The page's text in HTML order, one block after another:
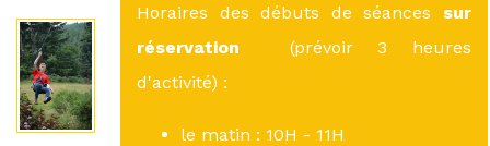
Horaires des débuts de séances sur
réservation
(prévoir 3 heures
d'activité) :
le matin : 10H - 11H